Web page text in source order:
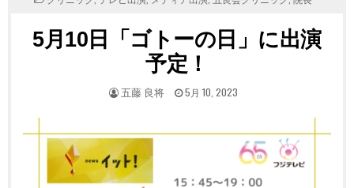
5月10日「ゴトーの日」に出演
予定！
POSTED
五藤 良将
POSTED
5月 10, 2023